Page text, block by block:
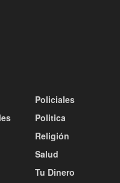
Policiales
Politica
Religión
Salud
Tu Dinero